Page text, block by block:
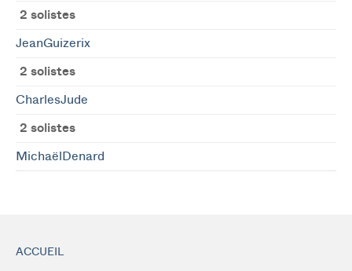
2 solistes
JeanGuizerix
2 solistes
CharlesJude
2 solistes
MichaëlDenard
ACCUEIL